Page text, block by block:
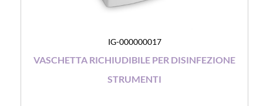
IG-000000017
VASCHETTA RICHIUDIBILE PER DISINFEZIONE
STRUMENTI